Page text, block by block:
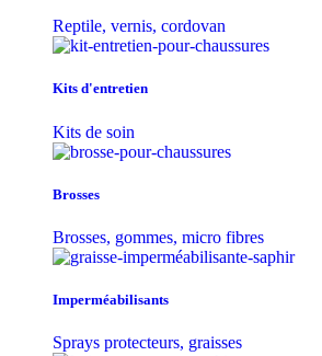
Reptile, vernis, cordovan
Kits d'entretien
Kits de soin
Brosses
Brosses, gommes, micro fibres
Imperméabilisants
Sprays protecteurs, graisses